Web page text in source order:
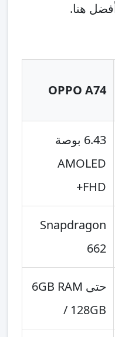
هنا.
OPPO A74
6.43 بوصة
AMOLED
FHD+
Snapdragon
662
حتى 6GB RAM
/ 128GB